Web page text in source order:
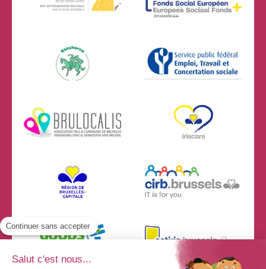
Continuer sans accepter
Salut c'est nous...